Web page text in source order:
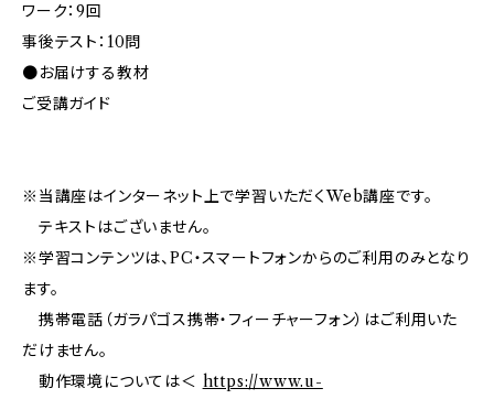
ワーク：9回
事後テスト：10問
●お届けする教材
ご受講ガイド
※当講座はインターネット上で学習いただくWeb講座です。
テキストはございません。
※学習コンテンツは、PC・スマートフォンからのご利用のみとなり
ます。
携帯電話（ガラパゴス携帯・フィーチャーフォン）はご利用いた
だけません。
動作環境については＜ https://www.u-